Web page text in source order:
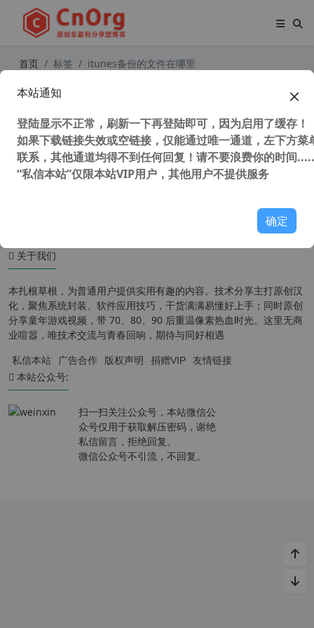
首页 标签 itunes备份的文件在哪里
独家汉化 Tenorshare 4uKey iTunes
份工具 iTunes备份密码忘记找回工具
关于我们
本扎根草根，为普通用户提供实用有趣的内容。技术分享主打原创汉
化，聚焦系统封装、软件应用技巧，干货满满易懂好上手；同时原创
分享童年游戏视频，带 70、80、90 后重温像素热血时光。这里无商
业喧嚣，唯技术交流与青春回响，期待与同好相遇
私信本站 广告合作 版权声明 捐赠VIP 友情链接
本站公众号:
扫一扫关注公众号，本站微信公
众号仅用于获取解压密码，谢绝
私信留言，拒绝回复。
微信公众号不引流，不回复。
本站通知
登陆显示不正常，刷新一下再登陆即可，因为启用了缓存！
如果下载链接失效或空链接，仅能通过唯一通道，左下方菜
联系，其他通道均得不到任何回复！请不要浪费你的时间
“私信本站”仅限本站VIP用户，其他用户不提供服务
确定